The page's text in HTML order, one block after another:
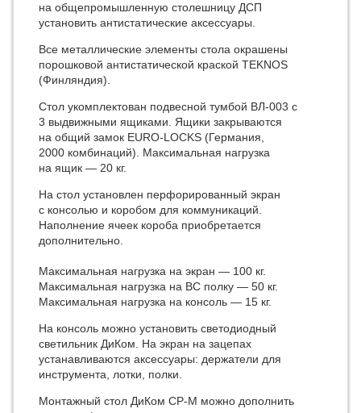
на общепромышленную столешницу ДСП
установить антистатические аксессуары.
Все металлические элементы стола окрашены
порошковой антистатической краской TEKNOS
(Финляндия).
Стол укомплектован подвесной тумбой ВЛ-003 с
3 выдвижными ящиками. Ящики закрываются
на общий замок EURO-LOCKS (Германия,
2000 комбинаций). Максимальная нагрузка
на ящик — 20 кг.
На стол установлен перфорированный экран
с консолью и коробом для коммуникаций.
Наполнение ячеек короба приобретается
дополнительно.
Максимальная нагрузка на экран — 100 кг.
Максимальная нагрузка на ВС полку — 50 кг.
Максимальная нагрузка на консоль — 15 кг.
На консоль можно установить светодиодный
светильник ДиКом. На экран на зацепах
устанавливаются аксессуары: держатели для
инструмента, лотки, полки.
Монтажный стол ДиКом СР-М можно дополнить